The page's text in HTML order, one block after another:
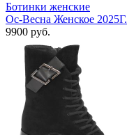
Ботинки женские
Ос-Весна Женское 2025Г.
9900 руб.